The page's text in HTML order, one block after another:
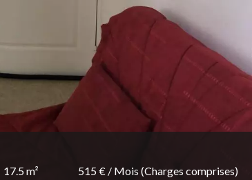
17.5 m² 515 € / Mois (Charges comprises)